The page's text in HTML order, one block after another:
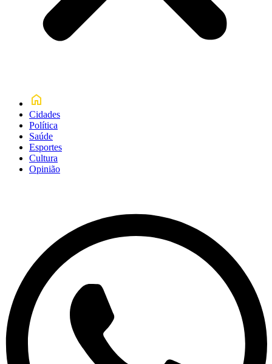
Cidades
Política
Saúde
Esportes
Cultura
Opinião